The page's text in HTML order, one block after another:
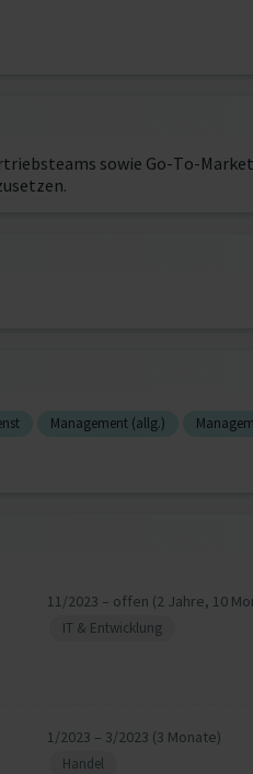
sowie Go-To-
Management (allg.)
11/2023 – offen (2 Jahre, 10
IT & Entwicklung
1/2023 – 3/2023 (3 Monate)
Handel